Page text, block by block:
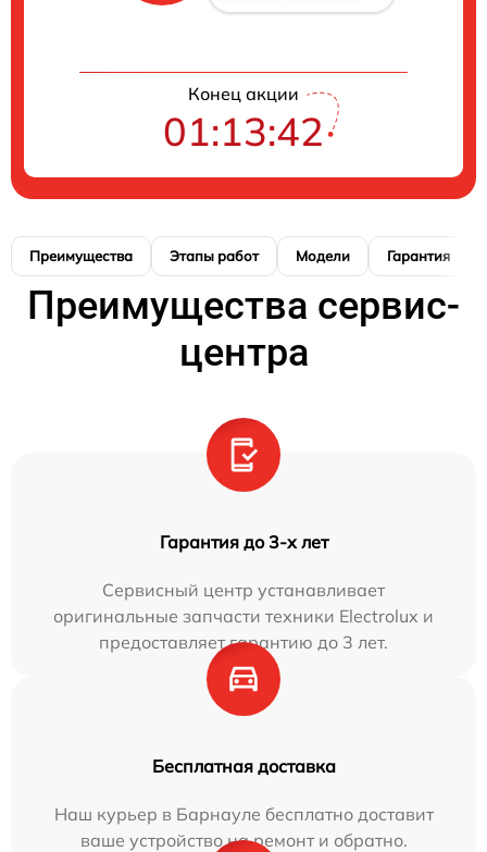
Конец акции
01:13:42
Преимущества Этапы работ Модели Гарантия
Преимущества сервис-
центра
Гарантия до 3-х лет
Сервисный центр устанавливает
оригинальные запчасти техники Electrolux и
предоставляет гарантию до 3 лет.
Бесплатная доставка
Наш курьер в Барнауле бесплатно доставит
ваше устройство на ремонт и обратно.